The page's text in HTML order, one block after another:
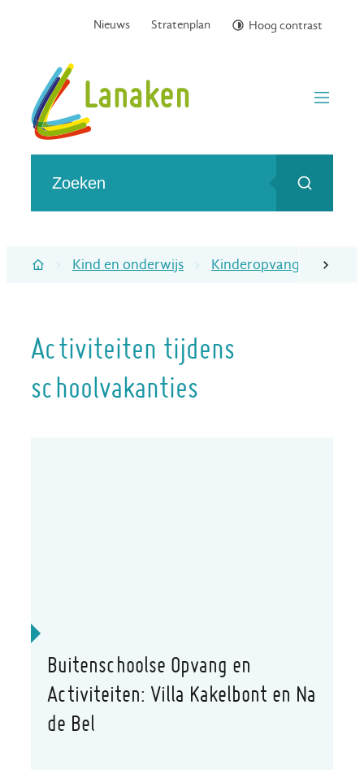
Naar inhoudNieuws Stratenplan Hoog contrast
Gemeente Lanaken
Zoeken
menu
scroll
Startpagina
Kind en onderwijs Kinderopvang
Activiteiten tijdens
schoolvakanties
Buitenschoolse Opvang en
Activiteiten: Villa Kakelbont en Na
de Bel